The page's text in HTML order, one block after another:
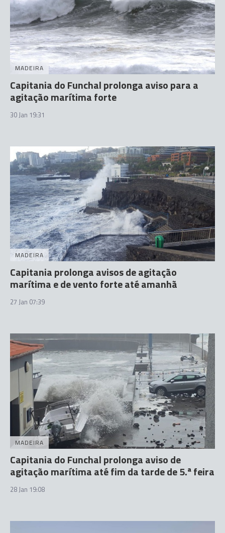
MADEIRA
Capitania do Funchal prolonga aviso para a
agitação marítima forte
30 Jan 19:31
MADEIRA
Capitania prolonga avisos de agitação
marítima e de vento forte até amanhã
27 Jan 07:39
MADEIRA
Capitania do Funchal prolonga aviso de
agitação marítima até fim da tarde de 5.ª feira
28 Jan 19:08